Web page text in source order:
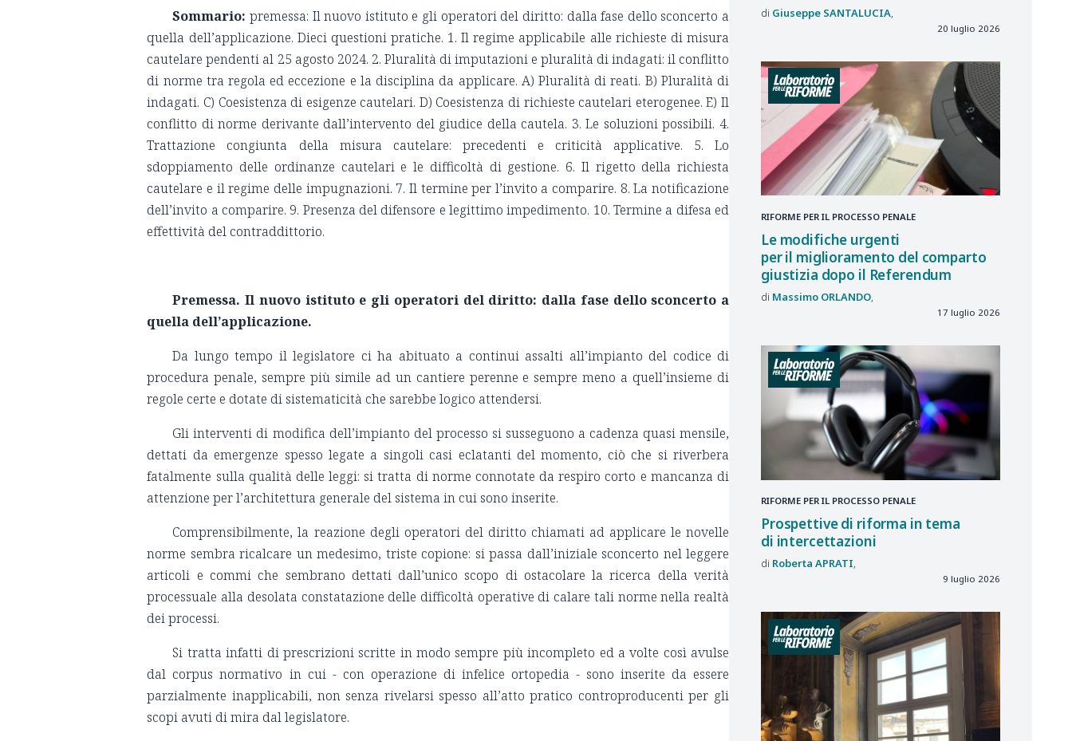
Sommario: premessa: Il nuovo istituto e gli operatori del diritto: dalla fase dello sconcerto a
quella dell’applicazione. Dieci questioni pratiche. 1. Il regime applicabile alle richieste di misura
cautelare pendenti al 25 agosto 2024. 2. Pluralità di imputazioni e pluralità di indagati: il conflitto
di norme tra regola ed eccezione e la disciplina da applicare. A) Pluralità di reati. B) Pluralità di
indagati. C) Coesistenza di esigenze cautelari. D) Coesistenza di richieste cautelari eterogenee. E) Il
conflitto di norme derivante dall’intervento del giudice della cautela. 3. Le soluzioni possibili. 4.
Trattazione congiunta della misura cautelare: precedenti e criticità applicative. 5. Lo
sdoppiamento delle ordinanze cautelari e le difficoltà di gestione. 6. Il rigetto della richiesta
cautelare e il regime delle impugnazioni. 7. Il termine per l’invito a comparire. 8. La notificazione
dell’invito a comparire. 9. Presenza del difensore e legittimo impedimento. 10. Termine a difesa ed
effettività del contraddittorio.
Premessa. Il nuovo istituto e gli operatori del diritto: dalla fase dello sconcerto a
quella dell’applicazione.
Da lungo tempo il legislatore ci ha abituato a continui assalti all’impianto del codice di
procedura penale, sempre più simile ad un cantiere perenne e sempre meno a quell’insieme di
regole certe e dotate di sistematicità che sarebbe logico attendersi.
Gli interventi di modifica dell’impianto del processo si susseguono a cadenza quasi mensile,
dettati da emergenze spesso legate a singoli casi eclatanti del momento, ciò che si riverbera
fatalmente sulla qualità delle leggi: si tratta di norme connotate da respiro corto e mancanza di
attenzione per l’architettura generale del sistema in cui sono inserite.
Comprensibilmente, la reazione degli operatori del diritto chiamati ad applicare le novelle
norme sembra ricalcare un medesimo, triste copione: si passa dall’iniziale sconcerto nel leggere
articoli e commi che sembrano dettati dall’unico scopo di ostacolare la ricerca della verità
processuale alla desolata constatazione delle difficoltà operative di calare tali norme nella realtà
dei processi.
Si tratta infatti di prescrizioni scritte in modo sempre più incompleto ed a volte così avulse
dal corpus normativo in cui - con operazione di infelice ortopedia - sono inserite da essere
parzialmente inapplicabili, non senza rivelarsi spesso all’atto pratico controproducenti per gli
scopi avuti di mira dal legislatore.
Giuseppe SANTALUCIA
20 luglio 2026
RIFORME PER IL PROCESSO PENALE
Le modifiche urgenti
per il miglioramento del comparto
giustizia dopo il Referendum
Massimo ORLANDO
17 luglio 2026
RIFORME PER IL PROCESSO PENALE
Prospettive di riforma in tema
di intercettazioni
Roberta APRATI
9 luglio 2026